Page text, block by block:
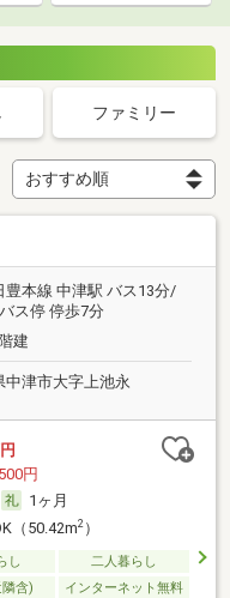
ファミリー
豊本線 中津駅 バス13分/
ス停 停歩7分
建
中津市大字上池永
円
1ヶ月
（50.42m2）
し
二人暮らし
含) インターネット無料